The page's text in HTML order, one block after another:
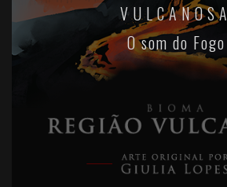
VULCANOSA
O som do Fogo